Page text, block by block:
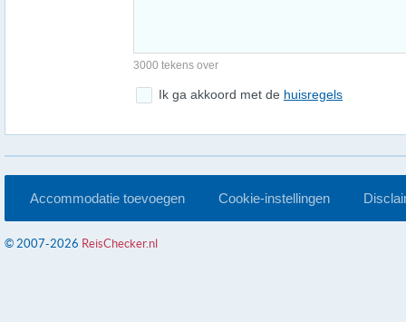
3000 tekens over
Ik ga akkoord met de huisregels
Accommodatie toevoegen Cookie-instellingen
© 2007-2026 ReisChecker.nl